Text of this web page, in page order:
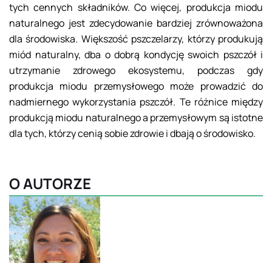
tych cennych składników. Co więcej, produkcja miodu
naturalnego jest zdecydowanie bardziej zrównoważona
dla środowiska. Większość pszczelarzy, którzy produkują
miód naturalny, dba o dobrą kondycję swoich pszczół i
utrzymanie zdrowego ekosystemu, podczas gdy
produkcja miodu przemysłowego może prowadzić do
nadmiernego wykorzystania pszczół. Te różnice między
produkcją miodu naturalnego a przemysłowym są istotne
dla tych, którzy cenią sobie zdrowie i dbają o środowisko.
O AUTORZE